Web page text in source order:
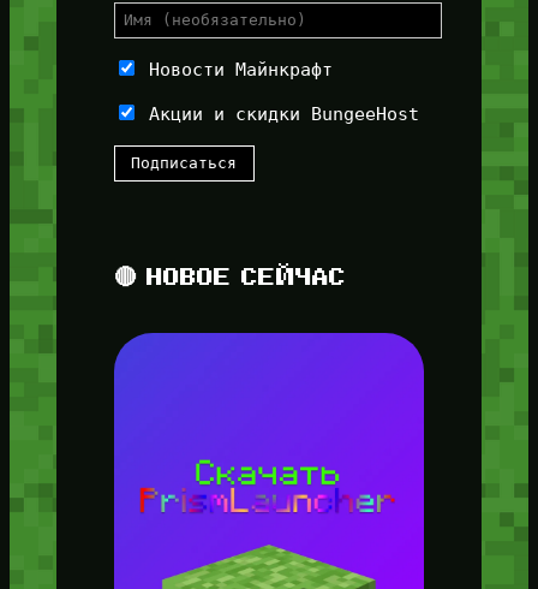
Новости Майнкрафт
Акции и скидки BungeeHost
🔴 НОВОЕ СЕЙЧАС